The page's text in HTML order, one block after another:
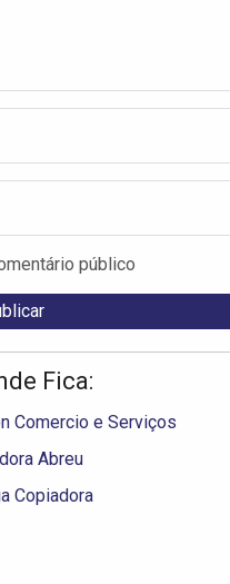
público
Fica:
Comercio e Serviços
Abreu
Copiadora